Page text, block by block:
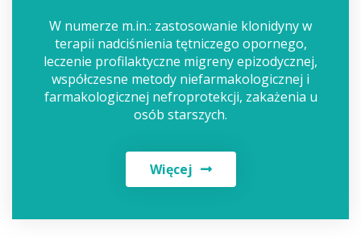
W numerze m.in.: zastosowanie klonidyny w
terapii nadciśnienia tętniczego opornego,
leczenie profilaktyczne migreny epizodycznej,
współczesne metody niefarmakologicznej i
farmakologicznej nefroprotekcji, zakażenia u
osób starszych.
Więcej